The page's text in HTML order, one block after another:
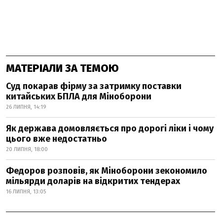
МАТЕРІАЛИ ЗА ТЕМОЮ
Суд покарав фірму за затримку поставки
китайських БПЛА для Міноборони
26 ЛИПНЯ, 14:19
Як держава домовляється про дорогі ліки і чому
цього вже недостатньо
20 ЛИПНЯ, 18:00
Федоров розповів, як Міноборони зекономило
мільярди доларів на відкритих тендерах
16 ЛИПНЯ, 13:05